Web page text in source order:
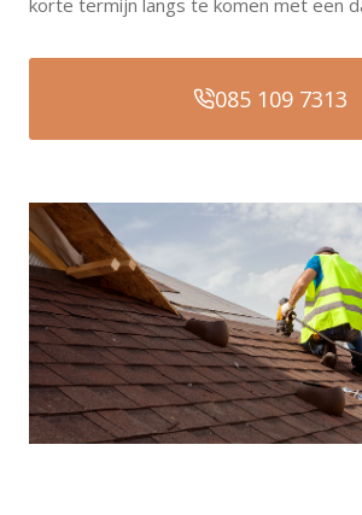
korte termijn langs te komen met een
085 109 7313